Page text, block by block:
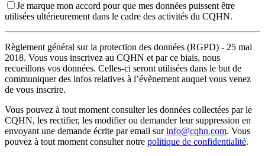
Je marque mon accord pour que mes données puissent être
utilisées ultérieurement dans le cadre des activités du CQHN.
Règlement général sur la protection des données (RGPD) - 25 mai
2018. Vous vous inscrivez au CQHN et par ce biais, nous
recueillons vos données. Celles-ci seront utilisées dans le but de
communiquer des infos relatives à l’évènement auquel vous venez
de vous inscrire.
Vous pouvez à tout moment consulter les données collectées par le
CQHN, les rectifier, les modifier ou demander leur suppression en
envoyant une demande écrite par email surinfo@cqhn.com. Vous
pouvez à tout moment consulter notre politique de confidentialité.